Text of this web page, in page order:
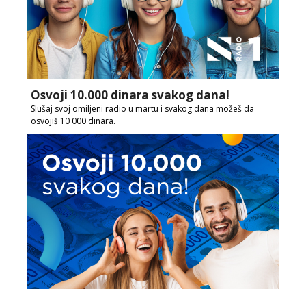
Osvoji 10.000 dinara svakog dana!
Slušaj svoj omiljeni radio u martu i svakog dana možeš da
osvojiš 10 000 dinara.